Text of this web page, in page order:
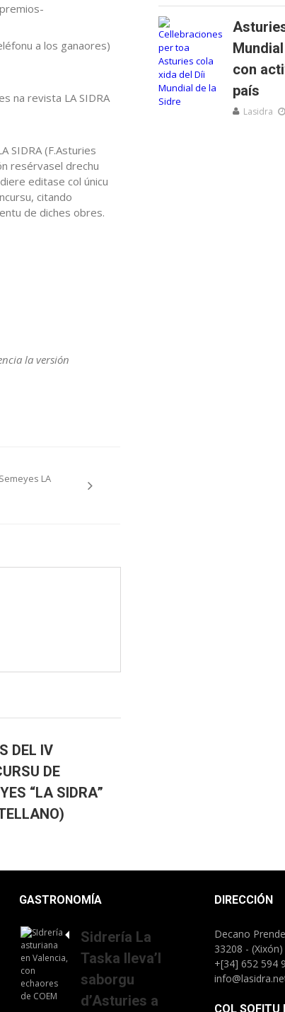
a los ganaores)
na revista LA SIDRA
SIDRA (F.Asturies
resérvasel drechu
editase col únicu
citando
de diches obres.
la versión
LA
DEL IV
DE
“LA SIDRA”
con
país
Lasidra
GASTRONOMÍA
Sidrería La
Taska lleva’l
saborgu
d’Asturies a
DIRECCIÓN
Decano
33208 -
+[34] 652 594
COL SOFITU